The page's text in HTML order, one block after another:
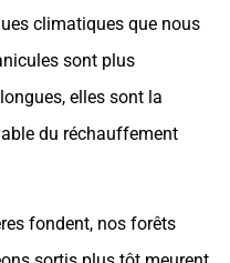
climatiques que nous
sont plus
elles sont la
du réchauffement
fondent, nos forêts